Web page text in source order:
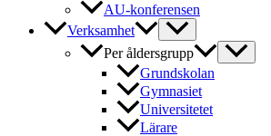
AU-konferensen
Verksamhet
Per åldersgrupp
Grundskolan
Gymnasiet
Universitetet
Lärare